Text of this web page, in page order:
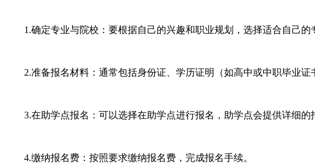
1.确定专业与院校：要根据自己的兴趣和职业规划，选择适合自己的
2.准备报名材料：通常包括身份证、学历证明（如高中或中职毕业证
3.在助学点报名：可以选择在助学点进行报名，助学点会提供详细的
4.缴纳报名费：按照要求缴纳报名费，完成报名手续。